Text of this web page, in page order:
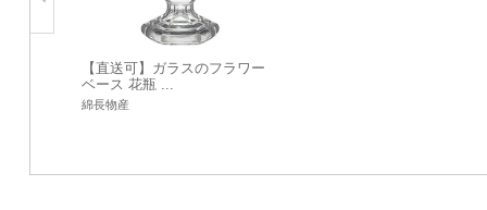
【直送可】ガラスのフラワー
ベース 花瓶 ...
綿長物産